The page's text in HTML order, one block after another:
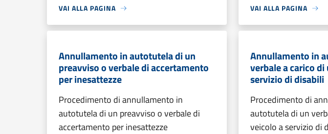
VAI ALLA PAGINA VAI ALLA PAGINA
Annullamento in autotutela di un
preavviso o verbale di accertamento
per inesattezze
Procedimento di annullamento in
autotutela di un preavviso o verbale di
accertamento per inesattezze
Annullamento in
verbale a carico
servizio di disabili
Procedimento di
autotutela di un
veicolo a servizio di